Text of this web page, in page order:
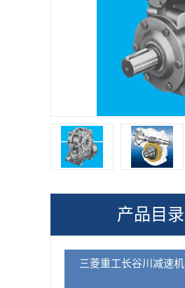
产品目录
三菱重工长谷川减速机